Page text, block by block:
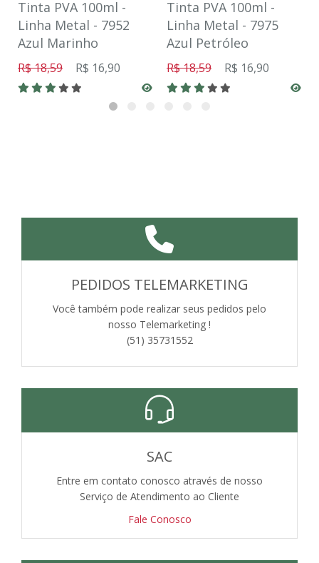
Tinta PVA 100ml -
Linha Metal - 7952
Azul Marinho
R$ 18,59 R$ 16,90
Tinta PVA 100ml -
Linha Metal - 7975
Azul Petróleo
R$ 18,59 R$ 16,90
PEDIDOS TELEMARKETING
Você também pode realizar seus pedidos pelo
nosso Telemarketing !
(51) 35731552
SAC
Entre em contato conosco através de nosso
Serviço de Atendimento ao Cliente
Fale Conosco